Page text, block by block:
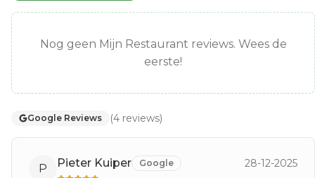
Nog geen Mijn Restaurant reviews. Wees de
eerste!
Google Reviews (4 reviews)
P Pieter Kuiper Google 28-12-2025